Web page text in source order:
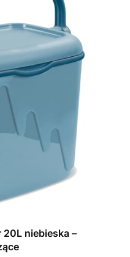
niebieska –